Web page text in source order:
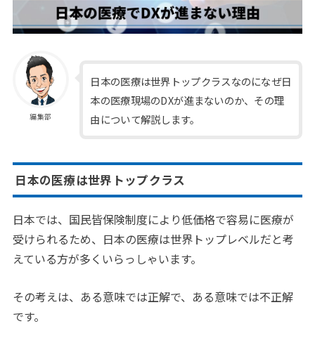
編集部
日本の医療は世界トップクラスなのになぜ日
本の医療現場のDXが進まないのか、その理
由について解説します。
日本の医療は世界トップクラス
日本では、国民皆保険制度により低価格で容易に医療が
受けられるため、日本の医療は世界トップレベルだと考
えている方が多くいらっしゃいます。
その考えは、ある意味では正解で、ある意味では不正解
です。